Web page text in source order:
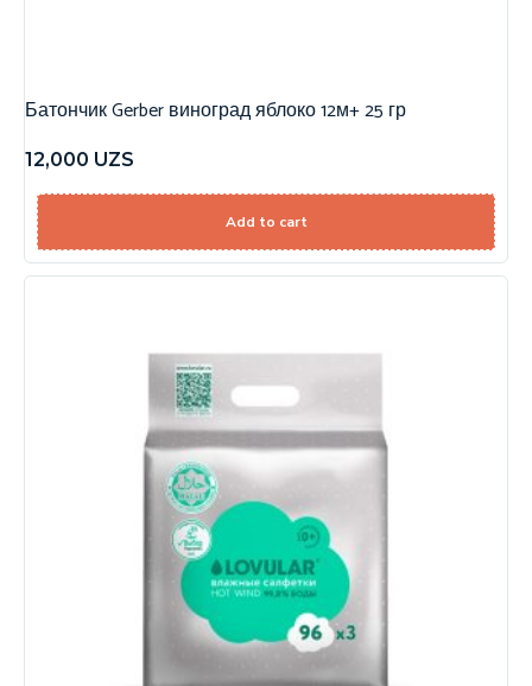
Батончик Gerber виноград яблоко 12м+ 25 гр
12,000 UZS
Add to cart